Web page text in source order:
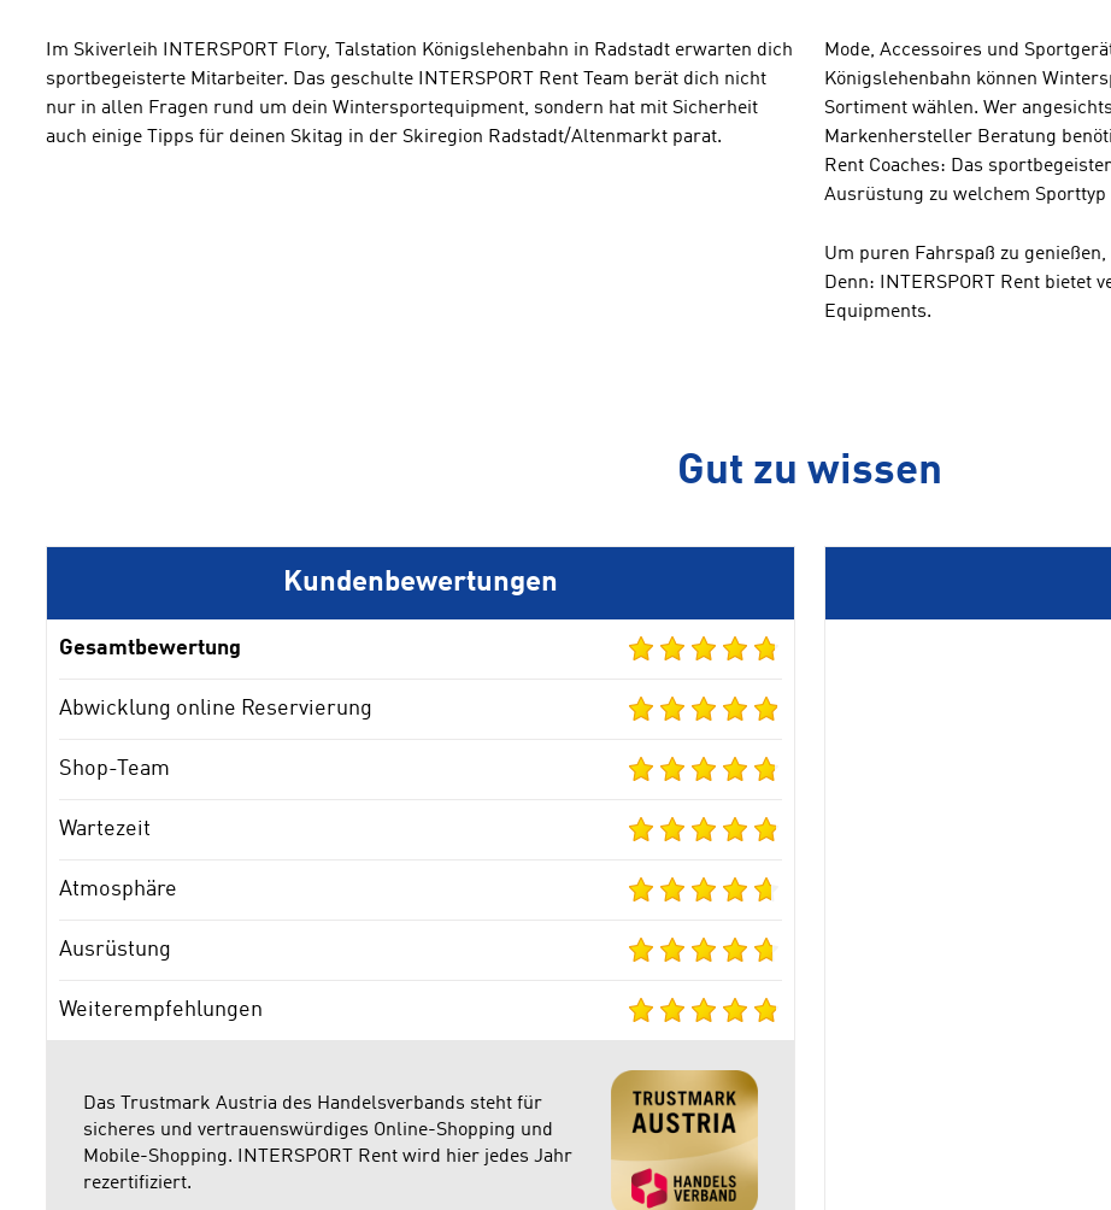
Im Skiverleih INTERSPORT Flory, Talstation Königslehenbahn in Radstadt erwarten dich
sportbegeisterte Mitarbeiter. Das geschulte INTERSPORT Rent Team berät dich nicht
nur in allen Fragen rund um dein Wintersportequipment, sondern hat mit Sicherheit
auch einige Tipps für deinen Skitag in der Skiregion Radstadt/Altenmarkt parat.
Mode, Accessoires und
Königslehenbahn können
Sortiment wählen. Wer
Markenhersteller Beratung
Rent Coaches: Das
Ausrüstung zu welchem Sporttyp
Um puren Fahrspaß zu
Denn: INTERSPORT Rent bietet
Equipments.
Gut zu wissen
Kundenbewertungen
Gesamtbewertung
Abwicklung online Reservierung
Shop-Team
Wartezeit
Atmosphäre
Ausrüstung
Weiterempfehlungen
Das Trustmark Austria des Handelsverbands steht für
sicheres und vertrauenswürdiges Online-Shopping und
Mobile-Shopping. INTERSPORT Rent wird hier jedes Jahr
rezertifiziert.